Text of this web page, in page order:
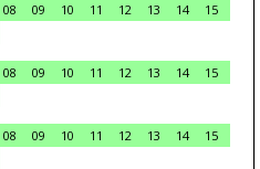
08 09 10 11 12 13 14
15
08 09 10 11 12 13 14
15
08 09 10 11 12 13 14
15